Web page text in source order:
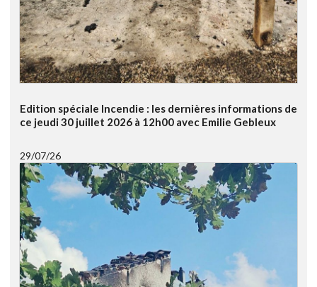
Edition spéciale Incendie : les dernières informations de
ce jeudi 30 juillet 2026 à 12h00 avec Emilie Gebleux
29/07/26